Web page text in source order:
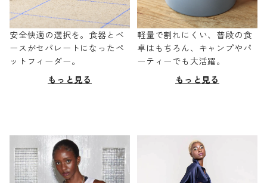
安全快適の選択を。食器とベ
ースがセパレートになったペ
ットフィーダー。
もっと見る
軽量で割れにくい、普段の食
卓はもちろん、キャンプやパ
ーティーでも大活躍。
もっと見る